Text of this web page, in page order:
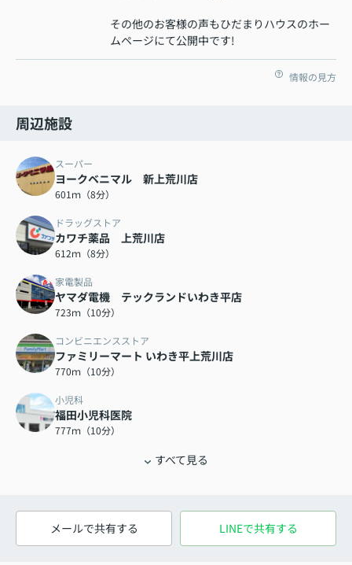
その他のお客様の声もひだまりハウスのホー
ムページにて公開中です!
情報の見方
周辺施設
スーパー
ヨークベニマル 新上荒川店
601ｍ（8分）
ドラッグストア
カワチ薬品 上荒川店
612ｍ（8分）
家電製品
ヤマダ電機 テックランドいわき平店
723ｍ（10分）
コンビニエンスストア
ファミリーマート いわき平上荒川店
770ｍ（10分）
小児科
福田小児科医院
777ｍ（10分）
すべて見る
メールで共有する LINEで共有する